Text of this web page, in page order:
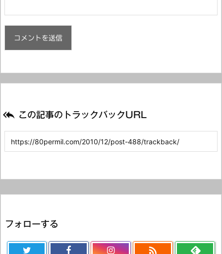
 この記事のトラックバックURL
フォローする
